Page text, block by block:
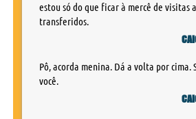
estou só do que ficar à mercê de visitas
transferidos.
Pô, acorda menina. Dá a volta por cima.
você.